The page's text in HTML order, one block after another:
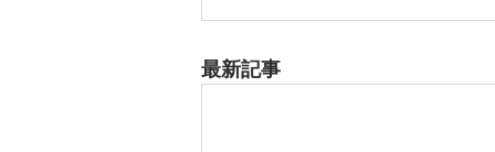
最新記事